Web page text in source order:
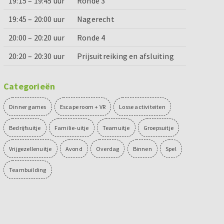
19:45 – 20:00 uur
Nagerecht
20:00 – 20:20 uur
Ronde 4
20:20 – 20:30 uur
Prijsuitreiking en afsluiting
Categorieën
Dinner games Escape room + VR Losse activiteiten
Bedrijfsuitje Familie-uitje Teamuitje Groepsuitje
Vrijgezellenuitje Avond Overdag Binnen Spel
Teambuilding